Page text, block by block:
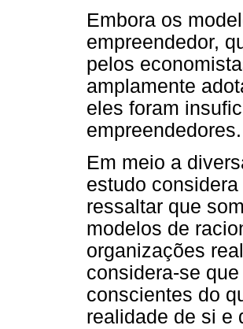
Embora os
empreendedor,
pelos
amplamente
eles foram
empreendedores.
Em meio a
estudo
ressaltar que
modelos de
organizações
considera-se
conscientes do
realidade de si e